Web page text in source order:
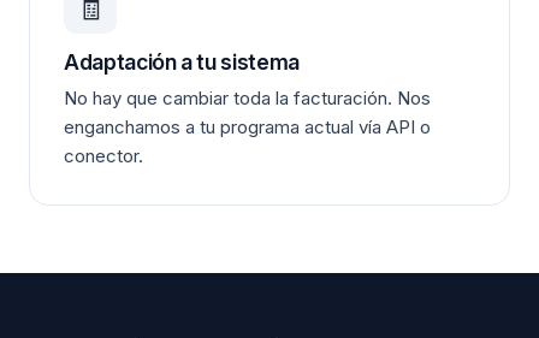
🧾
Adaptación a tu sistema
No hay que cambiar toda la facturación. Nos
enganchamos a tu programa actual vía API o
conector.